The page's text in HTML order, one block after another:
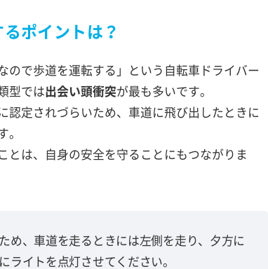
ポイントは？
ので歩道を運転する」という自転車ドライバー
型では出会い頭衝突が最も多いです。
認定されづらいため、車道に飛び出したときに
。
とは、自身の安全を守ることにもつながりま
め、車道を走るときには左側を走り、夕方に
ライトを点灯させてください。